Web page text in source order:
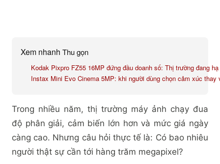
Xem nhanh Thu gọn
Kodak Pixpro FZ55 16MP đứng đầu doanh số: Thị trường đang
Instax Mini Evo Cinema 5MP: khi người dùng chọn cảm xúc thay
Trong nhiều năm, thị trường máy ảnh chạy đua
độ phân giải, cảm biến lớn hơn và mức giá ngày
càng cao. Nhưng câu hỏi thực tế là: Có bao nhiêu
người thật sự cần tới hàng trăm megapixel?